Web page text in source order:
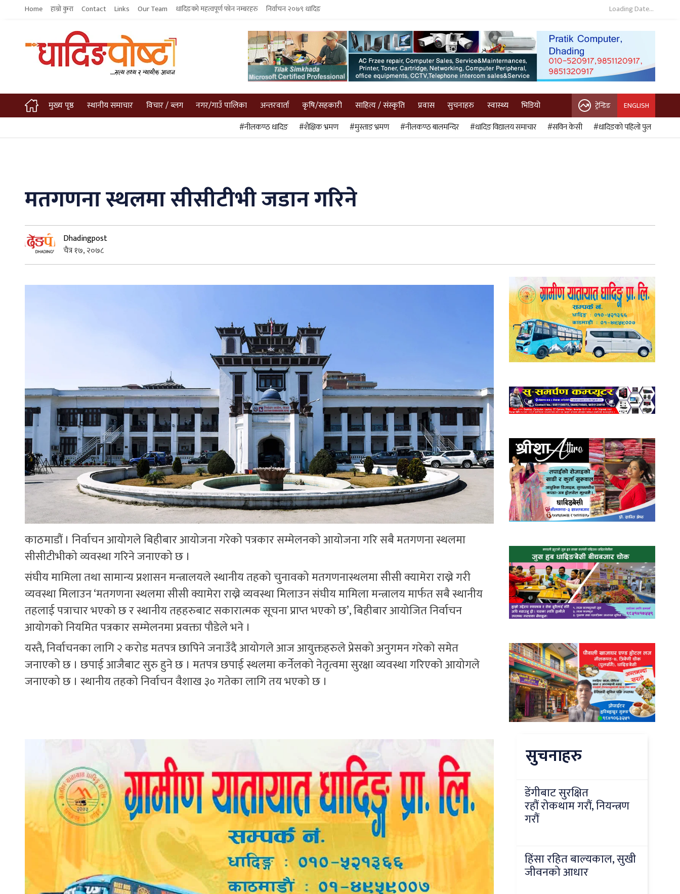
Home हाम्रो कुरा Contact Links Our Team धादिङको महत्वपूर्ण फोन नम्बरहरु निर्वाचन २०७९ धादिङ Loading Date...
मुख्य पृष्ठ स्थानीय समाचार विचार / ब्लग नगर/गाउँ पालिका अन्तरवार्ता कृषि/सहकारी साहित्य / संस्कृति प्रवास सुचनाहरु स्वास्थ्य भिडियो ट्रेन्डिङ ENGLISH
#नीलकण्ठ धादिङ #शैक्षिक भ्रमण #मुस्ताङ भ्रमण #नीलकण्ठ बालमन्दिर #धादिङ विद्यालय समाचार #सविन केसी #धादिङको पहिलो पुल
मतगणना स्थलमा सीसीटीभी जडान गरिने
Dhadingpost
चैत्र १७, २०७८
काठमाडौं । निर्वाचन आयोगले बिहीबार आयोजना गरेको पत्रकार सम्मेलनको आयोजना गरि सबै मतगणना स्थलमा
सीसीटीभीको व्यवस्था गरिने जनाएको छ ।
संघीय मामिला तथा सामान्य प्रशासन मन्त्रालयले स्थानीय तहको चुनावको मतगणनास्थलमा सीसी क्यामेरा राख्ने गरी
व्यवस्था मिलाउन ‘मतगणना स्थलमा सीसी क्यामेरा राख्ने व्यवस्था मिलाउन संघीय मामिला मन्त्रालय मार्फत सबै स्थानीय
तहलाई पत्राचार भएको छ र स्थानीय तहहरुबाट सकारात्मक सूचना प्राप्त भएको छ’, बिहीबार आयोजित निर्वाचन
आयोगको नियमित पत्रकार सम्मेलनमा प्रवक्ता पौडेले भने ।
यस्तै, निर्वाचनका लागि २ करोड मतपत्र छापिने जनाउँदै आयोगले आज आयुक्तहरुले प्रेसको अनुगमन गरेको समेत
जनाएको छ । छपाई आजैबाट सुरु हुने छ । मतपत्र छपाई स्थलमा कर्नेलको नेतृत्वमा सुरक्षा व्यवस्था गरिएको आयोगले
जनाएको छ । स्थानीय तहको निर्वाचन वैशाख ३० गतेका लागि तय भएको छ ।
सुचनाहरु
डेंगीबाट सुरक्षित
रहौं रोकथाम गरौं, नियन्त्रण
गरौं
हिंसा रहित बाल्यकाल, सुखी
जीवनको आधार